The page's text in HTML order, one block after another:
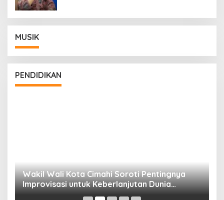
MUSIK
PENDIDIKAN
Wakil Wali Kota Cimahi Soroti Pentingnya
Improvisasi untuk Keberlanjutan Dunia
Pendidikan